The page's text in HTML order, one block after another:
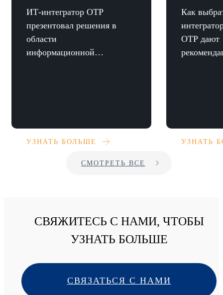
ИТ-интегратор ОТР
презентовал решения в
области
информационной
УЗНАТЬ БОЛЬШЕ
Как
ОТР дают
УЗНАТЬ
СМОТРЕТЬ ВСЕ
СВЯЖИТЕСЬ С НАМИ, ЧТОБЫ
УЗНАТЬ БОЛЬШЕ
СВЯЗАТЬСЯ С НАМИ